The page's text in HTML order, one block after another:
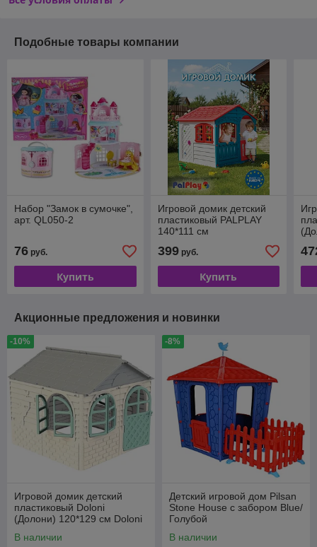
Подобные товары компании
Набор "Замок в сумочке",
арт. QL050-2
76 руб.
Купить
Игровой домик детский
пластиковый PALPLAY
140*111 см
399руб.
Купить
Акционные предложения и новинки
-10%
Игровой домик детский
пластиковый Doloni
(Долони) 120*129 см Doloni
В наличии
-8%
Детский игровой дом Pilsan
Stone House с забором Blue/
Голубой
В наличии